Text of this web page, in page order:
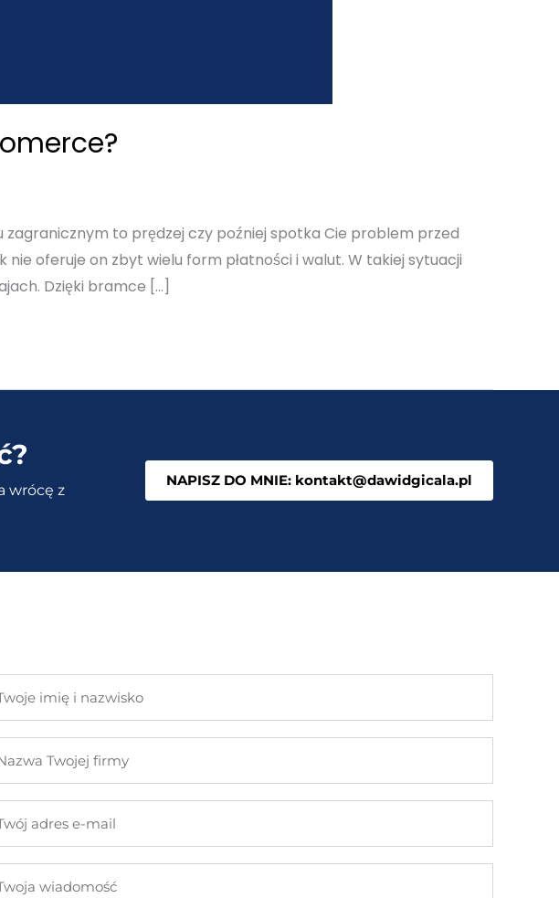
to prędzej czy poźniej spotka Cie problem przed
oferuje on zbyt wielu form płatności i walut. W takiej sytuacji
Dzięki bramce […]
wrócę z
NAPISZ DO MNIE: kontakt@dawidgicala.pl